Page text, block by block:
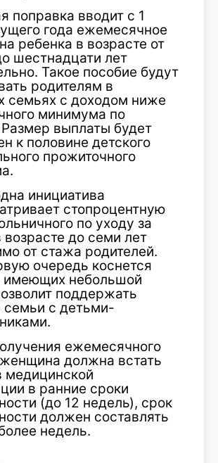
поправка вводит с 1
года ежемесячное
ребенка в возрасте от
шестнадцати лет
Такое пособие будут
родителям в
семьях с доходом ниже
минимума по
Размер выплаты будет
к половине детского
прожиточного
инициатива
стопроцентную
по уходу за
до семи лет
от стажа родителей.
очередь коснется
имеющих небольшой
поддержать
с детьми-
ежемесячного
должна встать
медицинской
в ранние сроки
(до 12 недель), срок
должен составлять
недель.